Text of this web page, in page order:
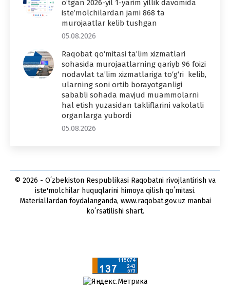
o‘tgan 2026-yil 1-yarim yillik davomida
iste’molchilardan jami 868 ta
murojaatlar kelib tushgan
05.08.2026
Raqobat qo‘mitasi ta’lim xizmatlari
sohasida murojaatlarning qariyb 96 foizi
nodavlat ta’lim xizmatlariga to‘g‘ri kelib,
ularning soni ortib borayotganligi
sababli sohada mavjud muammolarni
hal etish yuzasidan takliflarini vakolatli
organlarga yubordi
05.08.2026
© 2026 - Oʻzbekiston Respublikasi Raqobatni rivojlantirish va
iste'molchilar huquqlarini himoya qilish qoʻmitasi.
Materiallardan foydalanganda, www.raqobat.gov.uz manbai
koʻrsatilishi shart.